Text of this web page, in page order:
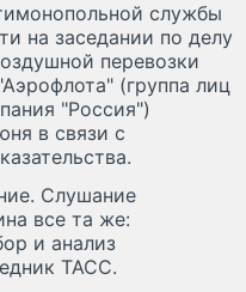
службы
на заседании по делу
перевозки
(группа лиц
"Россия")
в связи с
Слушание
все та же:
и анализ
ТАСС.